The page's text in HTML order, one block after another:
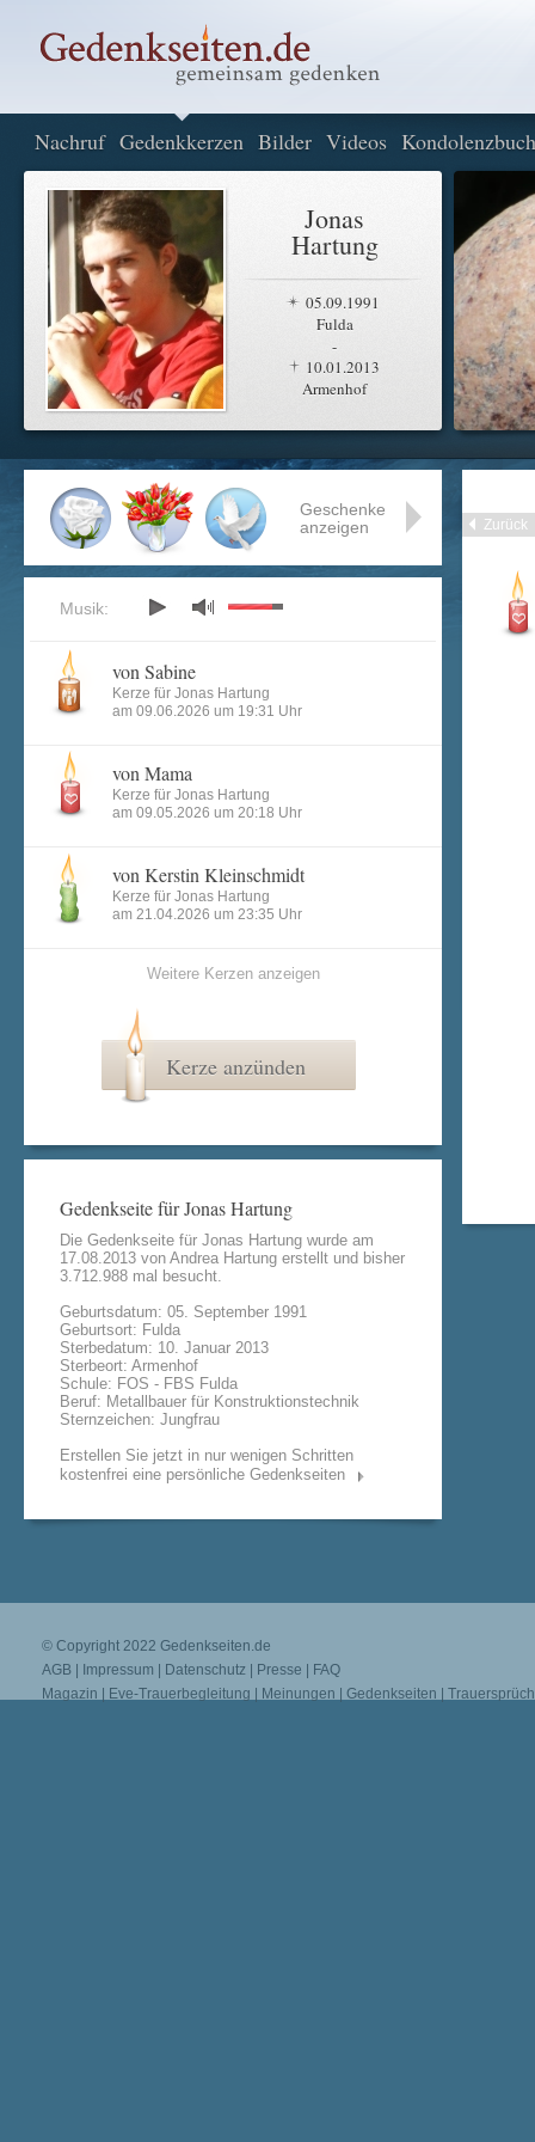
Nachruf Gedenkkerzen Bilder Videos Kondolenzbuch
Jonas
Hartung
05.09.1991
Fulda
-
10.01.2013
Armenhof
Zurück
Geschenke
anzeigen
Musik:
von Sabine
Kerze für Jonas Hartung
am 09.06.2026 um 19:31 Uhr
von Mama
Kerze für Jonas Hartung
am 09.05.2026 um 20:18 Uhr
von Kerstin Kleinschmidt
Kerze für Jonas Hartung
am 21.04.2026 um 23:35 Uhr
Weitere Kerzen anzeigen
Kerze anzünden
Gedenkseite für Jonas Hartung
Die Gedenkseite für Jonas Hartung wurde am
17.08.2013 von Andrea Hartung erstellt und bisher
3.712.988 mal besucht.
Geburtsdatum: 05. September 1991
Geburtsort: Fulda
Sterbedatum: 10. Januar 2013
Sterbeort: Armenhof
Schule: FOS - FBS Fulda
Beruf: Metallbauer für Konstruktionstechnik
Sternzeichen: Jungfrau
Erstellen Sie jetzt in nur wenigen Schritten
kostenfrei eine persönliche Gedenkseiten
© Copyright 2022 Gedenkseiten.de
AGB
Impressum Datenschutz Presse
FAQ
Magazin
Eve-Trauerbegleitung Meinungen Gedenkseiten